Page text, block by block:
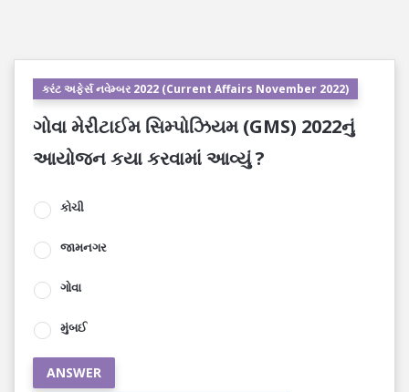
કરંટ અફેર્સ નવેમ્બર 2022 (Current Affairs November 2022)
ગોવા મેરીટાઈમ સિમ્પોઝિયમ (GMS) 2022નું
આયોજન કયા કરવામાં આવ્યું ?
કોચી
જામનગર
ગોવા
મુંબઈ
ANSWER